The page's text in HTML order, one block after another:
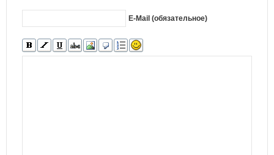
E-Mail (обязательное)